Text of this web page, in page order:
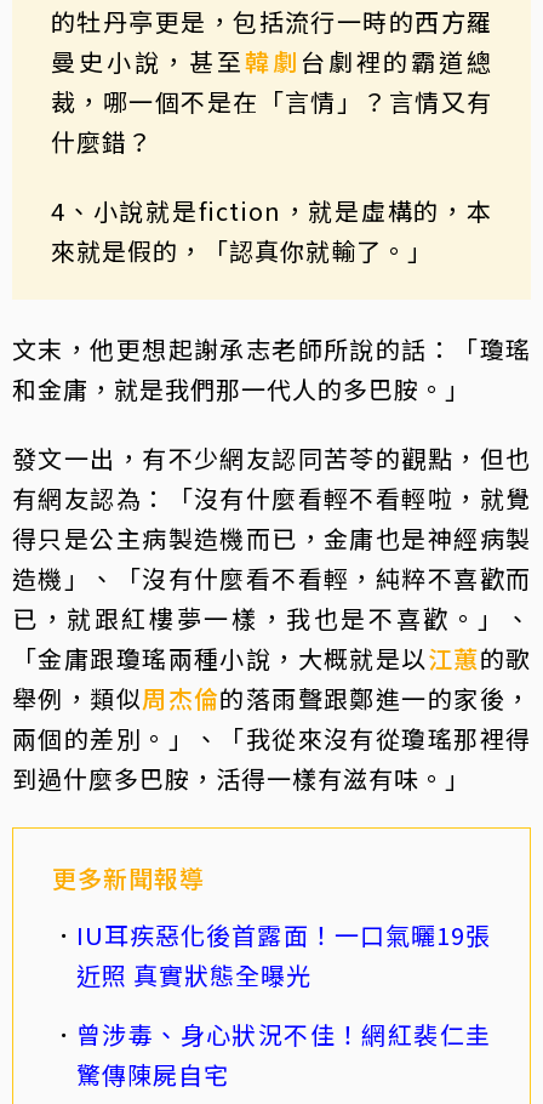
的牡丹亭更是，包括流行一時的西方羅
曼史小說，甚至韓劇 台劇裡的霸道總
裁，哪一個不是在「言情」？言情又有
什麼錯？
4、小說就是fiction，就是虛構的，本
來就是假的，「認真你就輸了。」
文末，他更想起謝承志老師所說的話：「瓊瑤
和金庸，就是我們那一代人的多巴胺。」
發文一出，有不少網友認同苦苓的觀點，但也
有網友認為：「沒有什麼看輕不看輕啦，就覺
得只是公主病製造機而已，金庸也是神經病製
造機」、「沒有什麼看不看輕，純粹不喜歡而
已，就跟紅樓夢一樣，我也是不喜歡。」、
「金庸跟瓊瑤兩種小說，大概就是以江蕙的歌
舉例，類似周杰倫的落雨聲跟鄭進一的家後，
兩個的差別。」、「我從來沒有從瓊瑤那裡得
到過什麼多巴胺，活得一樣有滋有味。」
更多新聞報導
IU耳疾惡化後首露面！一口氣曬19張
近照 真實狀態全曝光
曾涉毒、身心狀況不佳！網紅裴仁圭
驚傳陳屍自宅